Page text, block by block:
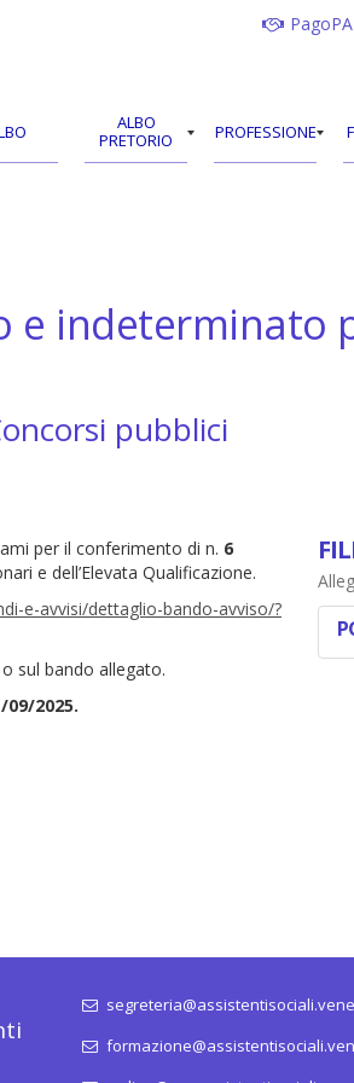
PagoPA
ALBO
PRETORIO
PROFESSIONE
e indeterminato
pubblici
per il conferimento di n. 6
e dell’Elevata Qualificazione.
e-avvisi/dettaglio-bando-avviso/?
o sul bando allegato.
2025.